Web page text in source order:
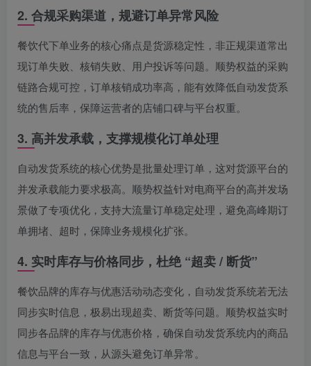
2. 合规采购渠道，规避订单异常风险
餐饮代下单业务的核心痛点是货源稳定性，非正规渠道常出
现订单失败、核销失败、用户投诉等问题。顺势权益的采购
链路合规可控，订单核销成功率高，能有效降低自动发货系
统的售后率，保障运营者的店铺口碑与平台权重。
3. 高并发承载，支撑规模化订单处理
自动发货系统的核心优势是批量处理订单，这对货源平台的
并发承载能力要求极高。顺势权益针对电商平台的高并发场
景做了专项优化，支持大流量订单稳定处理，避免高峰期订
单拥堵、超时，保障业务规模化扩张。
4. 实时库存与价格同步，杜绝 “超卖 / 断货”
餐饮品牌的库存与优惠活动动态变化，自动发货系统若无法
同步实时信息，极易出现超卖、断货等问题。顺势权益实时
同步各品牌的库存与优惠价格，确保自动发货系统内的商品
信息与平台一致，从源头避免订单异常。